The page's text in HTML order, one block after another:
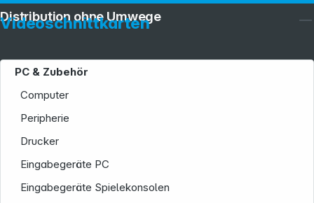
Videoschnittkarten
PC & Zubehör
Computer
Peripherie
Drucker
Eingabegeräte PC
Eingabegeräte Spielekonsolen
Distribution ohne Umwege
Service